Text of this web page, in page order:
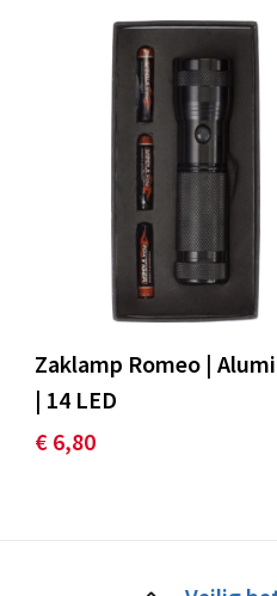
Zaklamp Romeo |
| 14 LED
€ 6,80